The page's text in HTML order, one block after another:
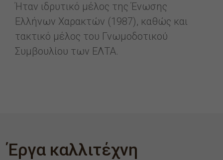
Ήταν ιδρυτικό μέλος της Ένωσης
Ελλήνων Χαρακτών (1987), καθώς και
τακτικό μέλος του Γνωμοδοτικού
Συμβουλίου των ΕΛΤΑ.
Έργα καλλιτέχνη